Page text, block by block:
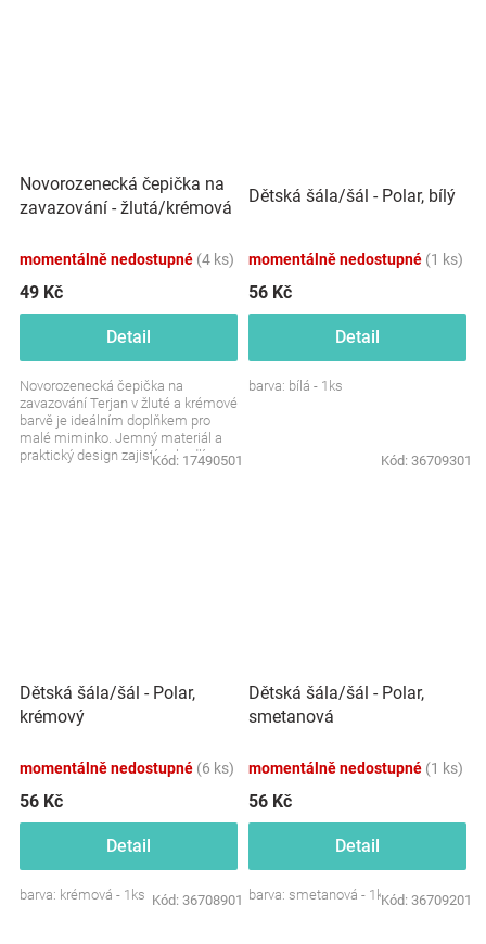
Novorozenecká čepička na
zavazování - žlutá/krémová
momentálně nedostupné (4 ks)
49 Kč
Detail
Novorozenecká čepička na
zavazování Terjan v žluté a krémové
barvě je ideálním doplňkem pro
malé miminko. Jemný materiál a
praktický design zajistí pohodlí a
Kód: 17490501
Dětská šála/šál - Polar, bílý
momentálně nedostupné (1 ks)
56 Kč
Detail
barva: bílá - 1ks
Kód: 36709301
Dětská šála/šál - Polar,
krémový
momentálně nedostupné (6 ks)
56 Kč
Detail
barva: krémová - 1ks Kód: 36708901
Dětská šála/šál - Polar,
smetanová
momentálně nedostupné (1 ks)
56 Kč
Detail
barva: smetanová - 1ksKód: 36709201